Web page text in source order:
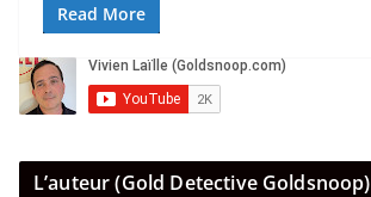
Read More
L’auteur (Gold Detective Goldsnoop)